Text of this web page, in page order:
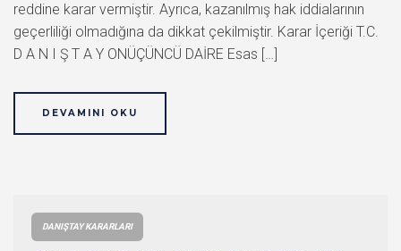
reddine karar vermiştir. Ayrıca, kazanılmış hak iddialarının
geçerliliği olmadığına da dikkat çekilmiştir. Karar İçeriği T.C.
D A N I Ş T A Y ONÜÇÜNCÜ DAİRE Esas […]
DEVAMINI OKU
DANIŞTAY KARARLARI